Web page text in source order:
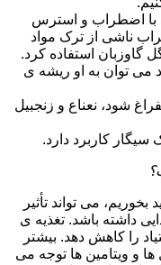
با اضطراب و استرس
ناشی از ترک مواد
استفاده کرد.
می توان به او ریشه ی
شود، نعناع و زنجبیل
کاربرد دارد.
می تواند تأثیر
داشته باشد. تغذیه ی
را کاهش دهد. بیشتر
ها و ویتامین ها توجه می